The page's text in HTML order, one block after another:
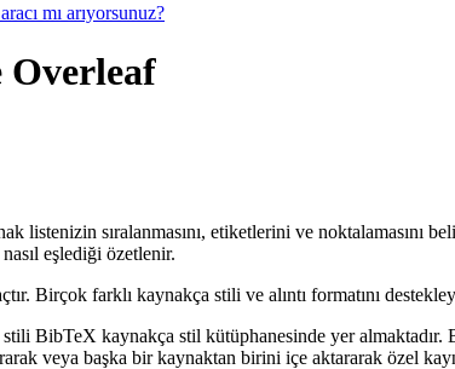
mı arıyorsunuz?
Overleaf
listenizin sıralanmasını, etiketlerini ve noktalamasını
eşlediği özetlenir.
farklı kaynakça stili ve alıntı formatını
BibTeX kaynakça stil kütüphanesinde yer
veya başka bir kaynaktan birini içe aktararak özel